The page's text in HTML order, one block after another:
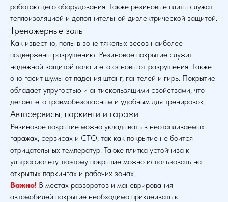
работающего оборудования. Также резиновые плиты служат
теплоизоляцией и дополнительной диэлектрической защитой.
Тренажерные залы
Как известно, полы в зоне тяжелых весов наиболее
подвержены разрушению. Резиновое покрытие служит
надежной защитой пола и его основы от разрушения. Также
оно гасит шумы от падения штанг, гантелей и гирь. Покрытие
обладает упругостью и антискользящими свойствами, что
делает его травмобезопасным и удобным для тренировок.
Автосервисы, паркинги и гаражи
Резиновое покрытие можно укладывать в неотапливаемых
гаражах, сервисах и СТО, так как покрытие не боится
отрицательных температур. Также плитка устойчива к
ультрафиолету, поэтому покрытие можно использовать на
открытых паркингах и рабочих зонах.
Важно! В местах разворотов и маневрирования
автомобилей покрытие необходимо приклеивать к